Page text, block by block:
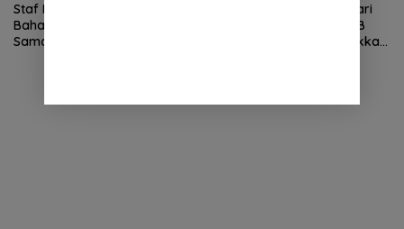
Staf Khusus Wali Nanggroe
Bahas Penguatan Kerja
Sama Aceh–India dengan
Tampil Percaya Diri di Hari
Anak Nasional, Siswa SLB
TNCC Banda Aceh Tunjukkan